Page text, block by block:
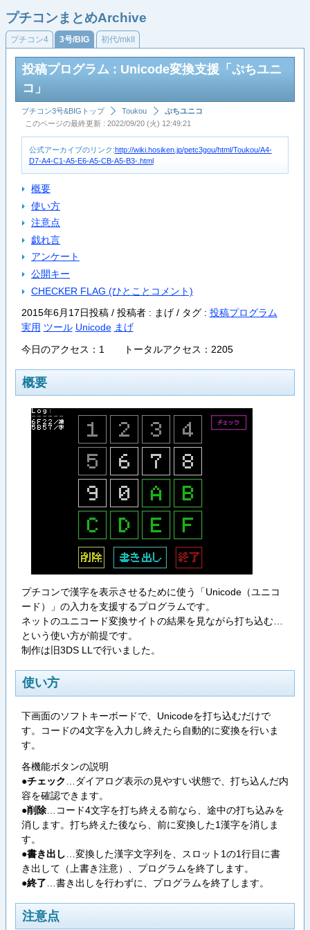
プチコンまとめArchive
プチコン4 3号/BIG 初代/mkII
投稿プログラム : Unicode変換支援「ぷちユニ
コ」
プチコン3号&BIGトップ Toukou
ぷちユニコ
このページの最終更新 : 2022/09/20 (火) 12:49:21
公式アーカイブのリンク:http://wiki.hosiken.jp/petc3gou/html/Toukou/A4-
D7-A4-C1-A5-E6-A5-CB-A5-B3-.html
概要
使い方
注意点
戯れ言
アンケート
公開キー
CHECKER FLAG (ひとことコメント)
2015年6月17日投稿 / 投稿者 : まげ / タグ : 投稿プログラム
実用 ツール Unicode まげ
今日のアクセス：1 トータルアクセス：2205
概要
プチコンで漢字を表示させるために使う「Unicode（ユニコ
ード）」の入力を支援するプログラムです。
ネットのユニコード変換サイトの結果を見ながら打ち込む…
という使い方が前提です。
制作は旧3DS LLで行いました。
使い方
下画面のソフトキーボードで、Unicodeを打ち込むだけで
す。コードの4文字を入力し終えたら自動的に変換を行いま
す。
各機能ボタンの説明
●チェック…ダイアログ表示の見やすい状態で、打ち込んだ内
容を確認できます。
●削除…コード4文字を打ち終える前なら、途中の打ち込みを
消します。打ち終えた後なら、前に変換した1漢字を消しま
す。
●書き出し…変換した漢字文字列を、スロット1の1行目に書
き出して（上書き注意）、プログラムを終了します。
●終了…書き出しを行わずに、プログラムを終了します。
注意点